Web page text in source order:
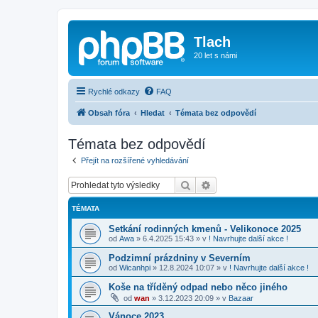
Tlach
20 let s námi
Rychlé odkazy FAQ
Obsah fóra Hledat Témata bez odpovědí
Témata bez odpovědí
Přejít na rozšířené vyhledávání
Hledat
TÉMATA
Setkání rodinných kmenů - Velikonoce 2025
od Awa » 6.4.2025 15:43 » v ! Navrhujte další akce !
Podzimní prázdniny v Severním
od Wicanhpi » 12.8.2024 10:07 » v ! Navrhujte další akce !
Koše na tříděný odpad nebo něco jiného
od wan » 3.12.2023 20:09 » v Bazaar